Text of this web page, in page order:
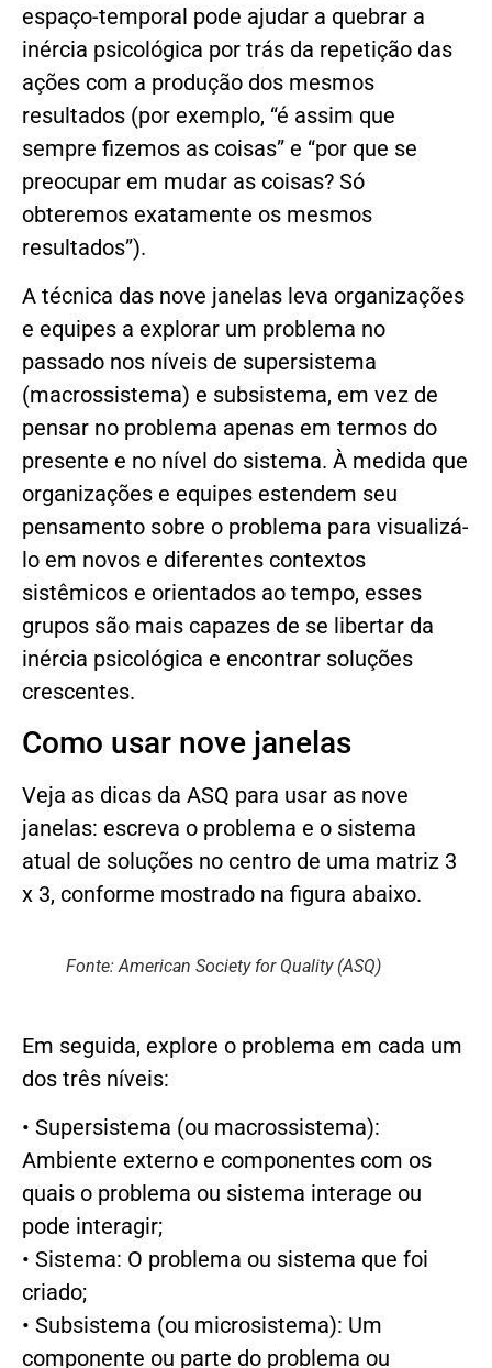
espaço-temporal pode ajudar a quebrar a
inércia psicológica por trás da repetição das
ações com a produção dos mesmos
resultados (por exemplo, “é assim que
sempre fizemos as coisas” e “por que se
preocupar em mudar as coisas? Só
obteremos exatamente os mesmos
resultados”).
A técnica das nove janelas leva organizações
e equipes a explorar um problema no
passado nos níveis de supersistema
(macrossistema) e subsistema, em vez de
pensar no problema apenas em termos do
presente e no nível do sistema. À medida que
organizações e equipes estendem seu
pensamento sobre o problema para visualizá-
lo em novos e diferentes contextos
sistêmicos e orientados ao tempo, esses
grupos são mais capazes de se libertar da
inércia psicológica e encontrar soluções
crescentes.
Como usar nove janelas
Veja as dicas da ASQ para usar as nove
janelas: escreva o problema e o sistema
atual de soluções no centro de uma matriz 3
x 3, conforme mostrado na figura abaixo.
Fonte: American Society for Quality (ASQ)
Em seguida, explore o problema em cada um
dos três níveis:
• Supersistema (ou macrossistema):
Ambiente externo e componentes com os
quais o problema ou sistema interage ou
pode interagir;
• Sistema: O problema ou sistema que foi
criado;
• Subsistema (ou microsistema): Um
componente ou parte do problema ou